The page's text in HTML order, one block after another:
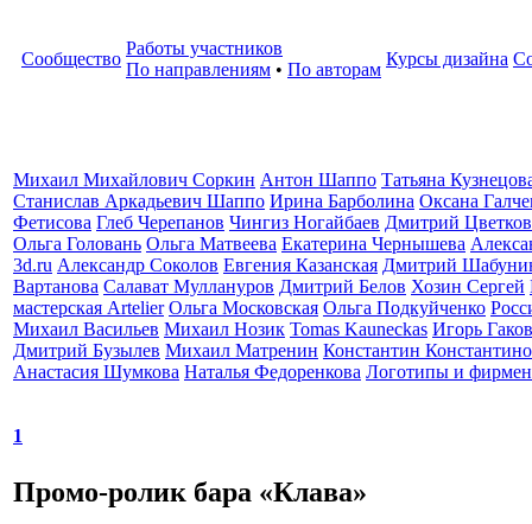
Сообщество
Работы участников
По направлениям • По авторам
Курсы дизайна
Михаил Михайлович Соркин Антон Шаппо Татьяна
Станислав Аркадьевич Шаппо Ирина Барболина Оксана
Фетисова Глеб Черепанов Чингиз Ногайбаев Дмитрий Цветков
Ольга Головань Ольга Матвеева Екатерина Чернышева
3d.ru Александр Соколов Евгения Казанская Дмитрий
Вартанова Салават Муллануров Дмитрий Белов Хозин Сергей
мастерская Artelier Ольга Московская Ольга Подкуйченко
Михаил Васильев Михаил Нозик Tomas Kauneckas Игорь Гаков
Дмитрий Бузылев Михаил Матренин Константин
Анастасия Шумкова Наталья Федоренкова Логотипы и
1
Промо-ролик бара «Клава»